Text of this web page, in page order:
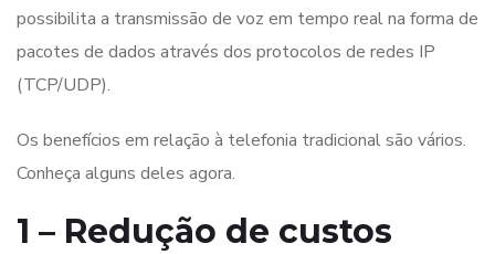
possibilita a transmissão de voz em tempo real na forma de
pacotes de dados através dos protocolos de redes IP
(TCP/UDP).
Os benefícios em relação à telefonia tradicional são vários.
Conheça alguns deles agora.
1 – Redução de custos